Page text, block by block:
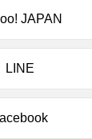
JAPAN
LINE